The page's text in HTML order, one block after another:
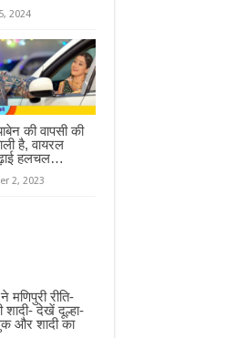
2024
की वापसी की
है, वायरल
हलचल…
2, 2023
मणिपुरी रीति-
शादी- देखें दूल्हा-
और शादी का